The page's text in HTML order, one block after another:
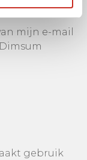
mijn e-mail
gebruik